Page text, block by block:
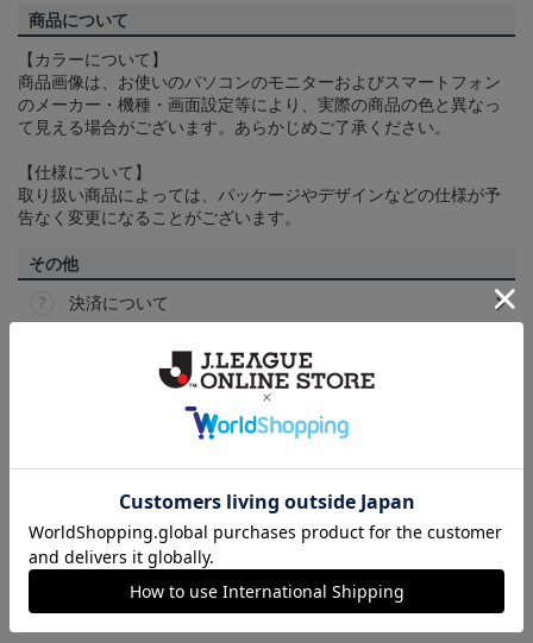
商品について
【カラーについて】
商品画像は、お使いのパソコンのモニターおよびスマートフォン
のメーカー・機種・画面設定等により、実際の商品の色と異なっ
て見える場合がございます。あらかじめご了承ください。
【仕様について】
取り扱い商品によっては、パッケージやデザインなどの仕様が予
告なく変更になることがございます。
その他
決済について
ヘルプページ
ランキング